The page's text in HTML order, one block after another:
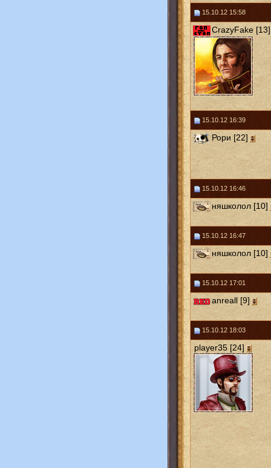
15.10.12 15:58
CrazyFake [13]
15.10.12 16:39
Рори [22]
15.10.12 16:46
няшколол [10]
15.10.12 16:47
няшколол [10]
15.10.12 17:01
anreall [9]
15.10.12 18:03
player35 [24]